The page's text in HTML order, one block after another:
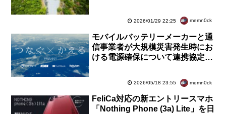
2026/01/29 22:25 memn0ck
モバイルバッテリーメーカーと通
信事業者が大規模災害発生時にお
ける電源確保について連携協定を
2026/05/18 23:55 memn0ck
FeliCa対応の新エントリースマホ
「Nothing Phone (3a) Lite」を日